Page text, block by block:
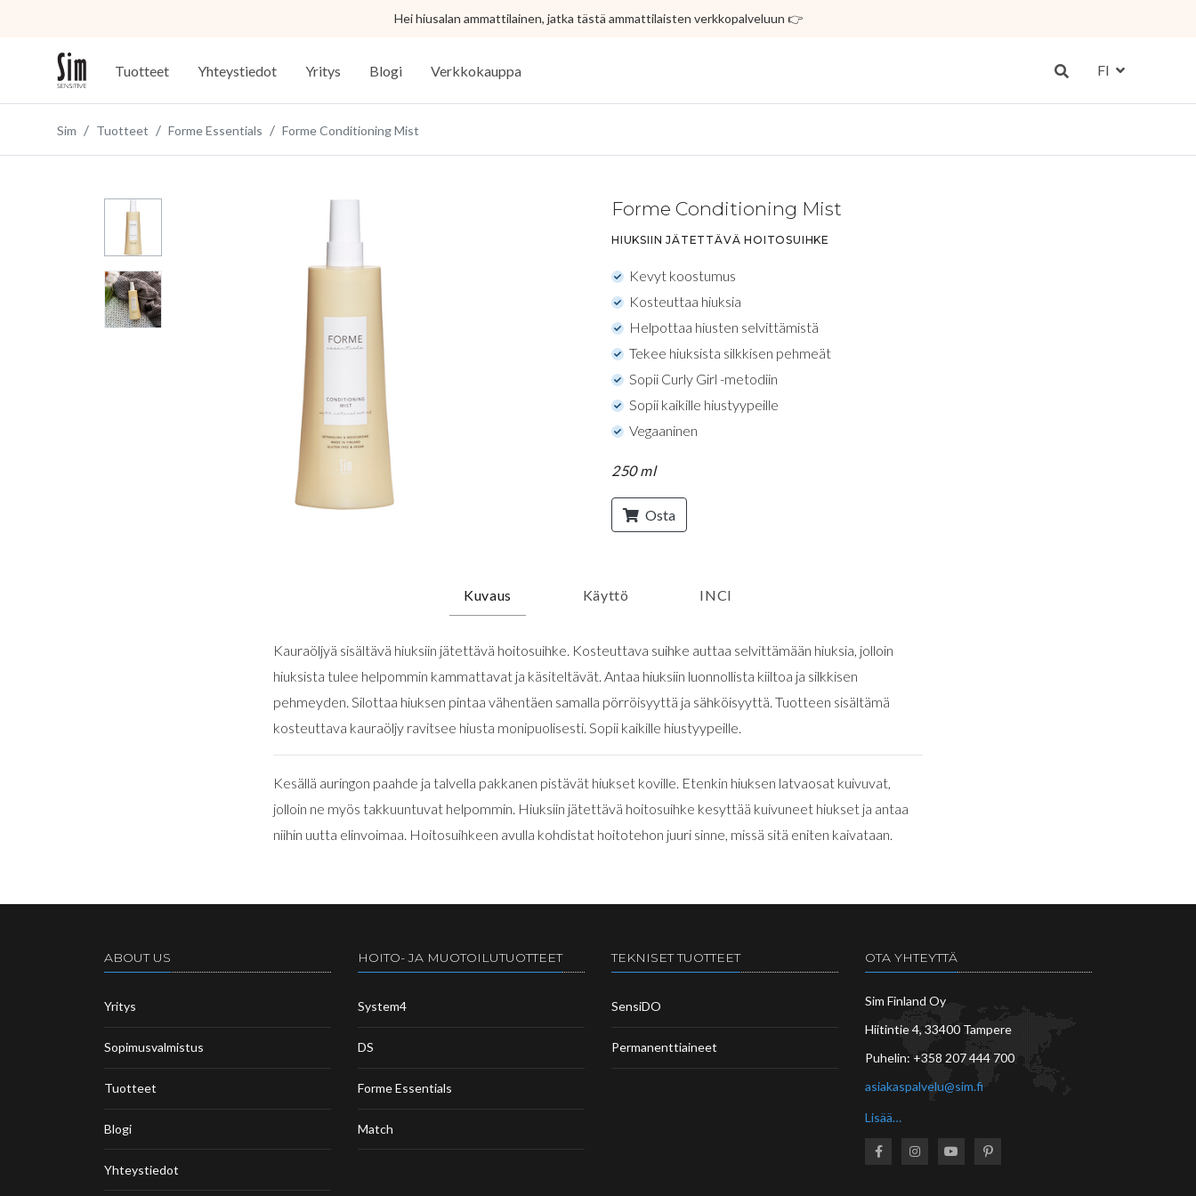
Hei hiusalan ammattilainen, jatka tästä ammattilaisten verkkopalveluun 👉
Tuotteet Yhteystiedot Yritys Blogi Verkkokauppa FI
Sim Tuotteet Forme Essentials Forme Conditioning Mist
Forme Conditioning Mist
HIUKSIIN JÄTETTÄVÄ HOITOSUIHKE
Kevyt koostumus
Kosteuttaa hiuksia
Helpottaa hiusten selvittämistä
Tekee hiuksista silkkisen pehmeät
Sopii Curly Girl -metodiin
Sopii kaikille hiustyypeille
Vegaaninen
250 ml
Osta
Kuvaus Käyttö INCI
Kauraöljyä sisältävä hiuksiin jätettävä hoitosuihke. Kosteuttava suihke auttaa selvittämään hiuksia, jolloin
hiuksista tulee helpommin kammattavat ja käsiteltävät. Antaa hiuksiin luonnollista kiiltoa ja silkkisen
pehmeyden. Silottaa hiuksen pintaa vähentäen samalla pörröisyyttä ja sähköisyyttä. Tuotteen sisältämä
kosteuttava kauraöljy ravitsee hiusta monipuolisesti. Sopii kaikille hiustyypeille.
Kesällä auringon paahde ja talvella pakkanen pistävät hiukset koville. Etenkin hiuksen latvaosat kuivuvat,
jolloin ne myös takkuuntuvat helpommin. Hiuksiin jätettävä hoitosuihke kesyttää kuivuneet hiukset ja antaa
niihin uutta elinvoimaa. Hoitosuihkeen avulla kohdistat hoitotehon juuri sinne, missä sitä eniten kaivataan.
ABOUT US
Yritys
Sopimusvalmistus
Tuotteet
Blogi
Yhteystiedot
HOITO- JA MUOTOILUTUOTTEET
System4
DS
Forme Essentials
Match
TEKNISET TUOTTEET
SensiDO
Permanenttiaineet
OTA YHTEYTTÄ
Sim Finland Oy
Hiitintie 4, 33400 Tampere
Puhelin: +358 207 444 700
asiakaspalvelu@sim.fi
Lisää…